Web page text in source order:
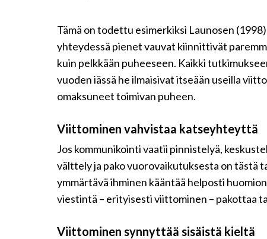
Tämä on todettu esimerkiksi Launosen
yhteydessä pienet vauvat kiinnittivät
kuin pelkkään puheeseen. Kaikki
vuoden iässä he ilmaisivat itseään useilla
omaksuneet toimivan puheen.
Viittominen vahvistaa katseyhteyttä
Jos kommunikointi vaatii pinnistelyä,
välttely ja pako vuorovaikutuksesta on tästä
ymmärtävä ihminen kääntää helposti
viestintä – erityisesti viittominen – pakottaa
Viittominen synnyttää sisäistä kieltä